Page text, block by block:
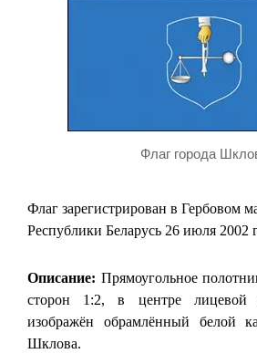
Флаг города
Флаг зарегистрирован в Гербовом
Республики Беларусь 26 июля 2002
Описание: Прямоугольное
сторон 1:2, в центре лицевой
изображён обрамлённый белой
Шклова.